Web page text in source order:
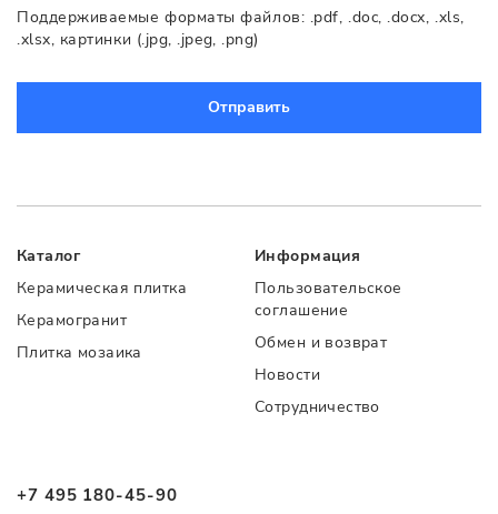
Поддерживаемые форматы файлов: .pdf, .doc, .docx, .xls,
.xlsx, картинки (.jpg, .jpeg, .png)
Отправить
+7 495 180-45-90
Каталог
Керамическая плитка
Керамогранит
Плитка мозаика
Информация
Пользовательское
соглашение
Обмен и возврат
Новости
Сотрудничество